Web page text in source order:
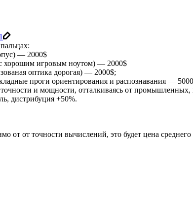
— 2000$
хорошим игровым ноутом) — 2000$
оптика дорогая) — 2000$;
проги ориентирования и распознавания —
и мощности, отталкиваясь от
дистрибуция +50%.
от от точности вычислений, это будет цена